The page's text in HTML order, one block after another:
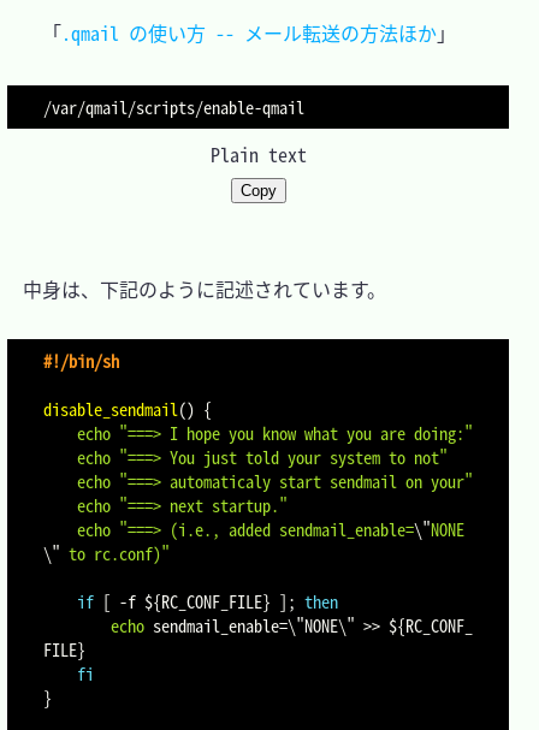
「.qmail の使い方 -- メール転送の方法ほか
Plain text
Copy
中身は、下記のように記述されています。
#!/bin/sh
disable_sendmail() {
echo "===> I hope you know what you are doing:"
echo "===> You just told your system to not"
echo "===> automaticaly start sendmail on your"
echo "===> next startup."
echo "===> (i.e., added sendmail_enable=\"NONE
\" to rc.conf)"
if [ -f ${RC_CONF_FILE} ]; then
echo sendmail_enable=\"NONE\" >> ${RC_CONF_
FILE}
fi
}